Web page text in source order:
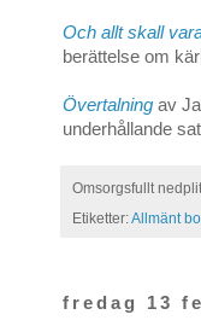
Och allt skall
berättelse om
Övertalning av
underhållande
Omsorgsfullt
Etiketter:Allmänt
fredag 13